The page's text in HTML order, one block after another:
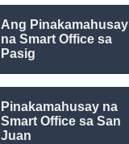
Ang Pinakamahusay
na Smart Office sa
Pasig
Pinakamahusay na
Smart Office sa San
Juan